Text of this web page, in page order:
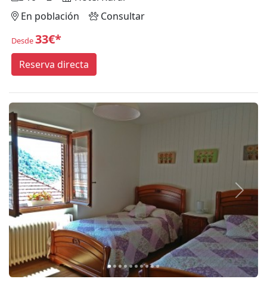
En población
Consultar
Desde33€*
Reserva directa
Anterior